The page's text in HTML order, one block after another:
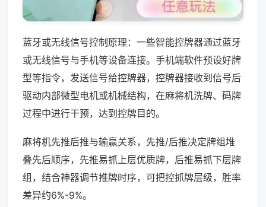
蓝牙或无线信号控制原理：一些智能控牌器通过蓝牙
或无线信号与手机等设备连接。手机端软件预设好牌
型等指令，发送信号给控牌器，控牌器接收到信号后
驱动内部微型电机或机械结构，在麻将机洗牌、码牌
过程中进行干预，达到控牌目的。
麻将机先推后推与输赢关系，先推/后推决定牌组堆
叠先后顺序，先推易抓上层优质牌，后推易抓下层牌
组，结合神器调节推牌时序，可把控抓牌层级，胜率
差异约6%-9%。